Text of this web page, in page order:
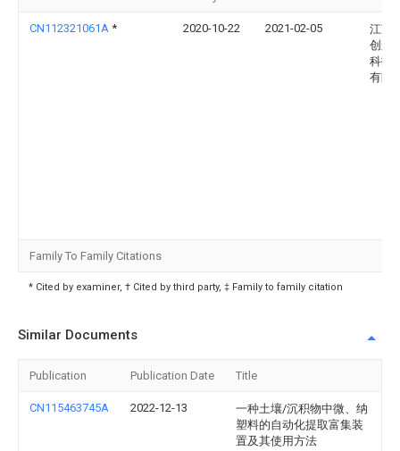
CN112321061A * 2020-10-22 2021-02-05
江苏
创辉
科技
有限
Family To Family Citations
* Cited by examiner, † Cited by third party, ‡ Family to family citation
Similar Documents
Publication Publication Date Title
CN115463745A 2022-12-13
一种土壤/沉积物中微、纳
塑料的自动化提取富集装
置及其使用方法